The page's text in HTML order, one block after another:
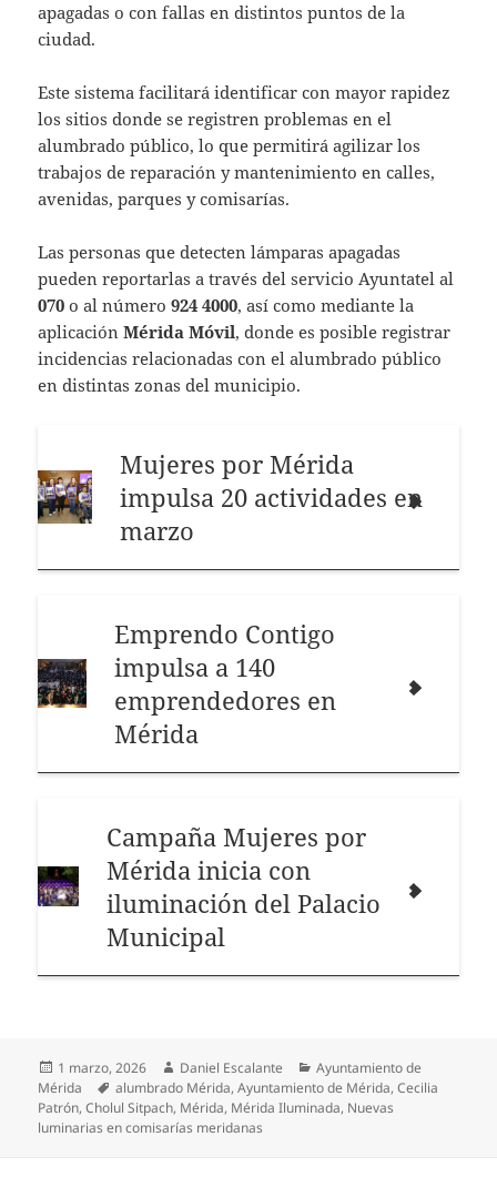
apagadas o con fallas en distintos puntos de la
ciudad.
Este sistema facilitará identificar con mayor rapidez
los sitios donde se registren problemas en el
alumbrado público, lo que permitirá agilizar los
trabajos de reparación y mantenimiento en calles,
avenidas, parques y comisarías.
Las personas que detecten lámparas apagadas
pueden reportarlas a través del servicio Ayuntatel al
070 o al número924 4000, así como mediante la
aplicaciónMérida Móvil, donde es posible registrar
incidencias relacionadas con el alumbrado público
en distintas zonas del municipio.
Mujeres por Mérida
impulsa 20 actividades en
marzo
Emprendo Contigo
impulsa a 140
emprendedores en
Mérida
Campaña Mujeres por
Mérida inicia con
iluminación del Palacio
Municipal
Publicado
el
1 marzo, 2026 Autor
Daniel Escalante Categorías
Ayuntamiento de
Mérida
Etiquetas
alumbrado Mérida,Ayuntamiento de Mérida,Cecilia
Patrón,Cholul Sitpach, Mérida, Mérida Iluminada, Nuevas
luminarias en comisarías meridanas